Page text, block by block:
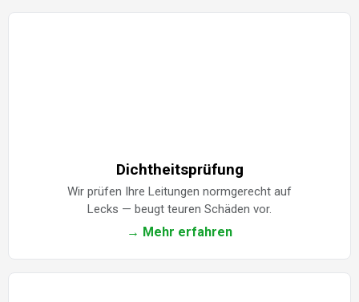
Dichtheitsprüfung
Wir prüfen Ihre Leitungen normgerecht auf
Lecks — beugt teuren Schäden vor.
→ Mehr erfahren